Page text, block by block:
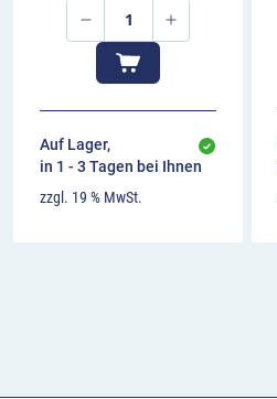
Auf Lager,
in 1 - 3 Tagen bei Ihnen
zzgl. 19 % MwSt.